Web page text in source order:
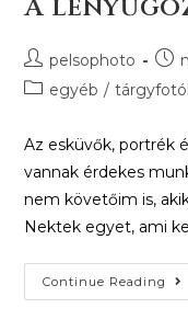
A
pelsophoto
egyéb /
Az esküvők, portrék
vannak érdekes
nem követőim is,
Nektek egyet, ami
Continue Reading